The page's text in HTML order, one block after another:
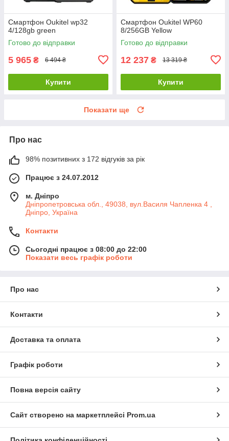
Смартфон Oukitel wp32
4/128gb green
Готово до відправки
5 965 ₴ 6 494 ₴
Купити
Смартфон Oukitel WP60
8/256GB Yellow
Готово до відправки
12 237 ₴ 13 319 ₴
Купити
Показати ще
Про нас
98% позитивних з 172 відгуків за рік
Працює з 24.07.2012
м. Дніпро
Дніпропетровська обл., 49038, вул.Василя Чапленка 4 ,
Дніпро, Україна
Контакти
Сьогодні працює з 08:00 до 22:00
Показати весь графік роботи
Про нас
Контакти
Доставка та оплата
Графік роботи
Повна версія сайту
Сайт створено на маркетплейсі Prom.ua